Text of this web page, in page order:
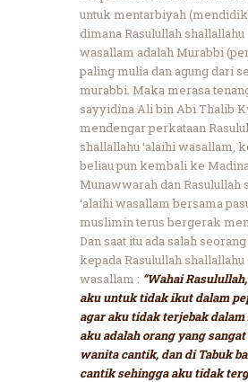
untuk mentarbiyah
dimana Rasulullah shallallahu
wasallam adalah Murabbi
paling mulia dan agung dari
murabbi. Maka merasa
sayyidina Ali bin Abi Thalib
mendengar perkataan
shallallahu ‘alaihi wasallam,
beliau pun kembali ke
Munawwarah dan Rasulullah
‘alaihi wasallam bersama
muslimin terus bergerak
Dan saat itu ada salah
kepada Rasulullah shallallahu
wasallam : “Wahai
aku untuk tidak ikut dalam
agar aku tidak terjebak
aku adalah orang yang
wanita cantik, dan di Tabuk
cantik sehingga aku tidak